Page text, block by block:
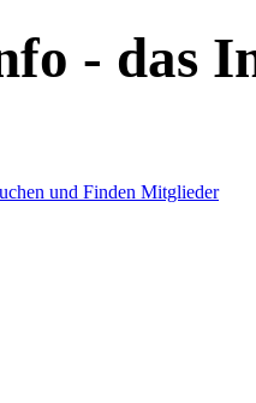
- das
und Finden Mitglieder